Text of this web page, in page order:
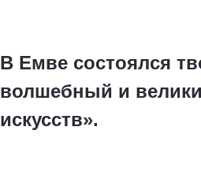
В Емве состоялся
волшебный и
искусств».